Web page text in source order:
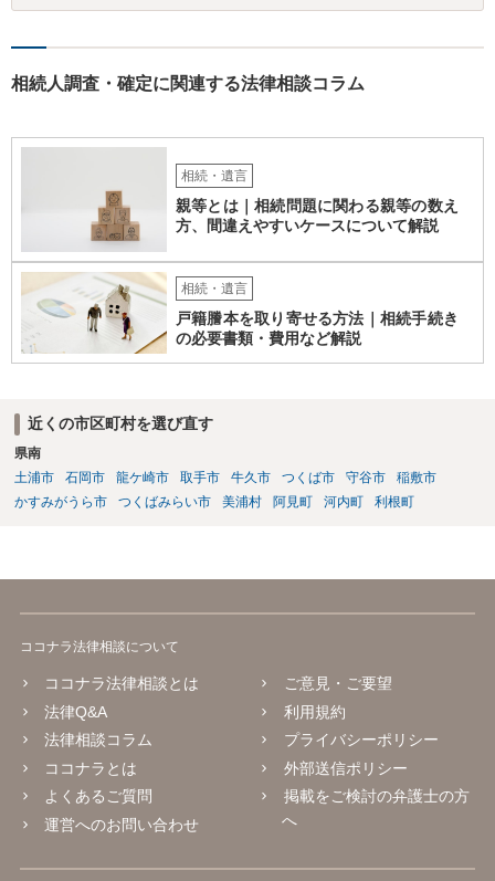
相続人調査・確定に関連する法律相談コラム
相続・遺言
親等とは｜相続問題に関わる親等の数え
方、間違えやすいケースについて解説
相続・遺言
戸籍謄本を取り寄せる方法｜相続手続き
の必要書類・費用など解説
近くの市区町村を選び直す
県南
土浦市
石岡市 龍ケ崎市 取手市 牛久市 つくば市 守谷市
稲敷市
かすみがうら市
つくばみらい市 美浦村 阿見町 河内町 利根町
ココナラ法律相談について
ココナラ法律相談とは
法律Q&A
法律相談コラム
ココナラとは
よくあるご質問
運営へのお問い合わせ
ご意見・ご要望
利用規約
プライバシーポリシー
外部送信ポリシー
掲載をご検討の弁護士の方
へ